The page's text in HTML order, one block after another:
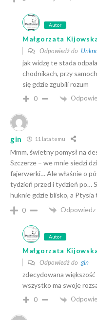
Autor
Małgorzata
Odpowiedź do
jak widzę te stada
chodnikach, przy
się gdzie zgubili rozum
0
gin 11 lata temu
Mmm, świetny pomysł na
Szczerze – we mnie siedzi
fajerwerki… Ale właśnie o
tydzień przed i tydzień po…
huknie gdzie blisko, a
0
Odpowiedz
Autor
Małgorzata
Odpowiedź do gin
zdecydowana
wszystko ma swoje
0